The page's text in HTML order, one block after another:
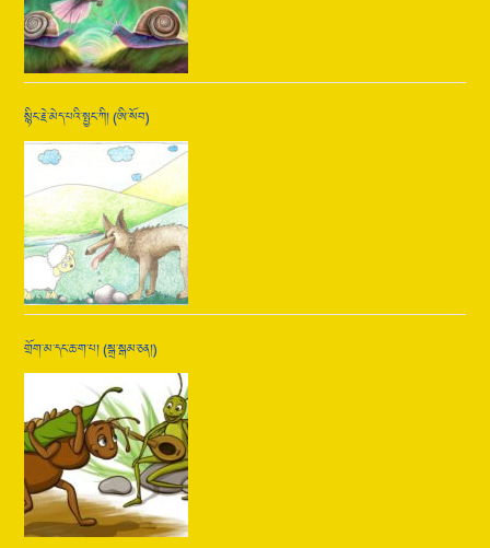
སྙིང་རྗེ་མེད་པའི་སྤྱང་ཀི། (ཨི་སོབ)
གྲོག་མ་དང་ཆ་ག་པ། (སྒྲ་སྒམ་ཅན།)